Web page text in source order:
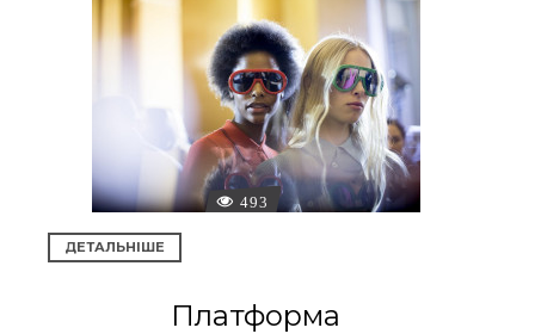
493
ДЕТАЛЬНІШЕ
Платформа